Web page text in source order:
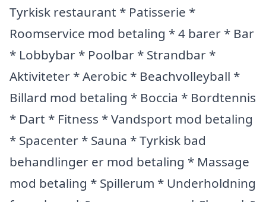
Tyrkisk restaurant * Patisserie *
Roomservice mod betaling * 4 barer * Bar
* Lobbybar * Poolbar * Strandbar *
Aktiviteter * Aerobic * Beachvolleyball *
Billard mod betaling * Boccia * Bordtennis
* Dart * Fitness * Vandsport mod betaling
* Spacenter * Sauna * Tyrkisk bad
behandlinger er mod betaling * Massage
mod betaling * Spillerum * Underholdning